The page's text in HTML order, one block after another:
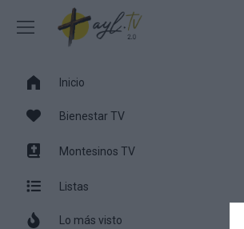
Inicio
Bienestar TV
Montesinos TV
Listas
Lo más visto